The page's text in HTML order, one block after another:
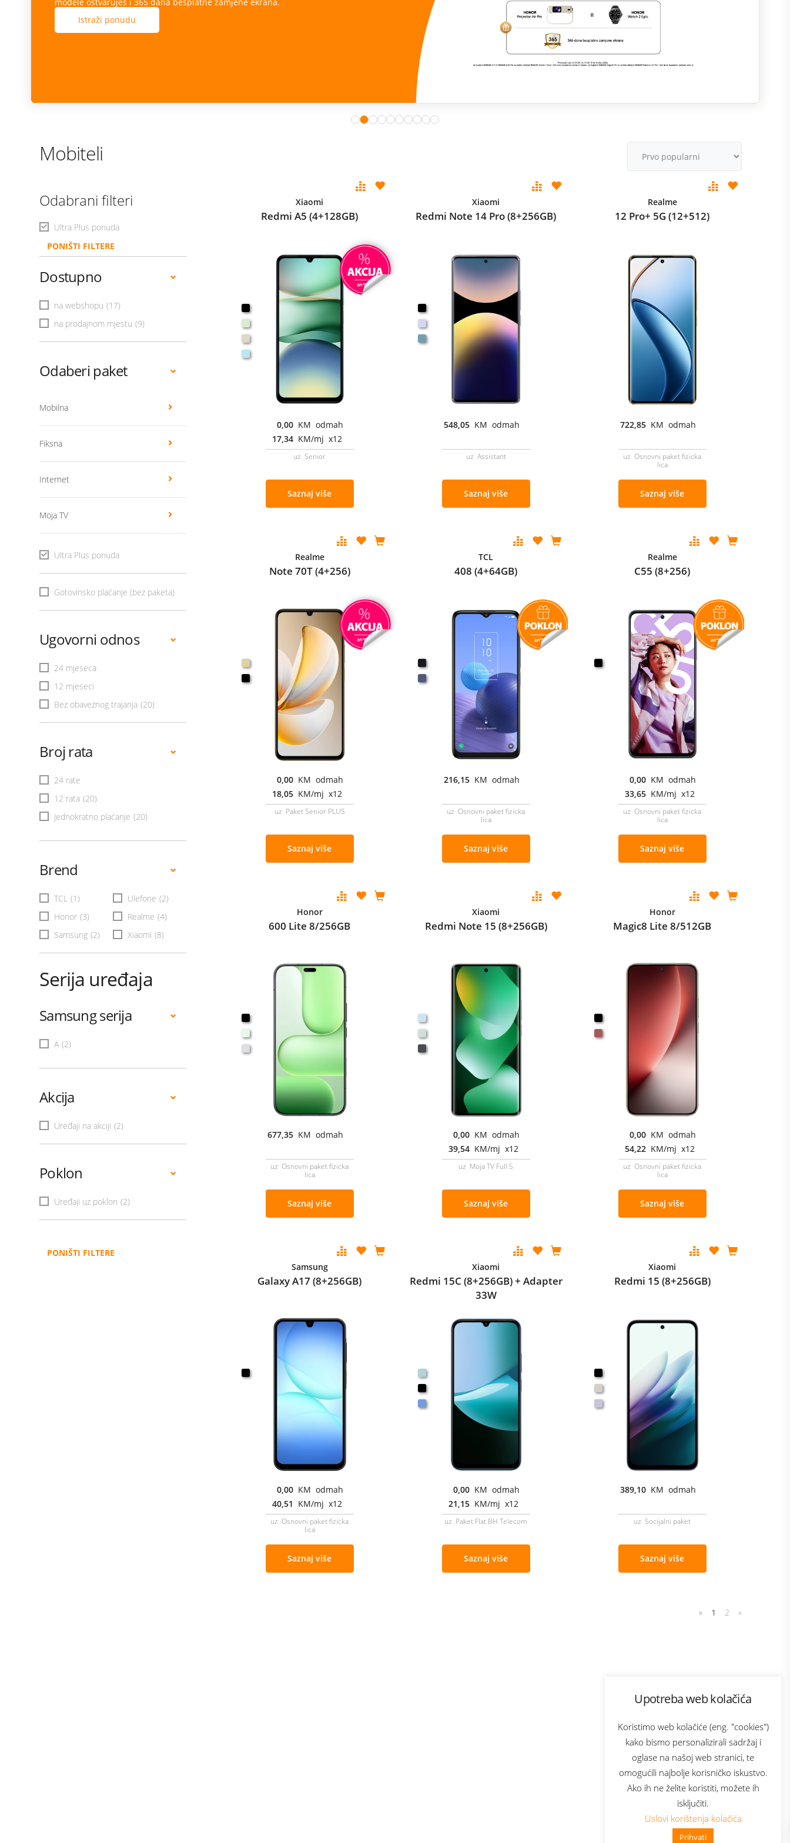
Upotreba web kolačića
Koristimo web kolačiće (eng. "cookies")
kako bismo personalizirali sadržaj i
oglase na našoj web stranici, te
omogućili najbolje korisničko iskustvo.
Ako ih ne želite koristiti, možete ih
isključiti.
Uslovi korištenja kolačića
Prihvati
👋 Zdravo, kako mogu pomoći?
Istraži ponudu
Mobiteli
Odabrani filteri
Ultra Plus ponuda
PONIŠTI FILTERE
Dostupno
na webshopu (17)
na prodajnom mjestu (9)
Odaberi paket
Mobilna
Fiksna
Internet
Moja TV
Ultra Plus ponuda
Gotovinsko plaćanje (bez paketa)
Ugovorni odnos
24 mjeseca
12 mjeseci
Bez obaveznog trajanja (20)
Broj rata
24 rate
12 rata (20)
Jednokratno plaćanje (20)
Brend
TCL (1) Ulefone (2)
Honor (3) Realme (4)
Samsung (2) Xiaomi (8)
Serija uređaja
Samsung serija
A (2)
Akcija
Uređaji na akciji (2)
Poklon
Uređaji uz poklon (2)
PONIŠTI FILTERE
Xiaomi
Redmi A5 (4+128GB)
0,00 KM odmah
17,34 KM/mj x12
uz Senior
Saznaj više
Xiaomi
Redmi Note 14 Pro (8+256GB)
548,05 KM odmah
uz Assistant
Saznaj više
Realme
12 Pro+ 5G (12+512)
722,85 KM odmah
uz Osnovni paket fizicka
lica
Saznaj više
Realme
Note 70T (4+256)
0,00 KM odmah
18,05 KM/mj x12
uz Paket Senior PLUS
Saznaj više
TCL
408 (4+64GB)
216,15 KM odmah
uz Osnovni paket fizicka
lica
Saznaj više
Realme
C55 (8+256)
0,00 KM odmah
33,65 KM/mj x12
uz Osnovni paket fizicka
lica
Saznaj više
Honor
600 Lite 8/256GB
677,35 KM odmah
uz Osnovni paket fizicka
lica
Saznaj više
Xiaomi
Redmi Note 15 (8+256GB)
0,00 KM odmah
39,54 KM/mj x12
uz Moja TV Full S
Saznaj više
Honor
Magic8 Lite 8/512GB
0,00 KM odmah
54,22 KM/mj x12
uz Osnovni paket fizicka
lica
Saznaj više
Samsung
Galaxy A17 (8+256GB)
0,00 KM odmah
40,51 KM/mj x12
uz Osnovni paket fizicka
lica
Saznaj više
Xiaomi
Redmi 15C (8+256GB) + Adapter
33W
0,00 KM odmah
21,15 KM/mj x12
uz Paket Flat BH Telecom
Saznaj više
Xiaomi
Redmi 15 (8+256GB)
389,10 KM odmah
uz Socijalni paket
Saznaj više
« 1 2 »
Bonus plus
Prijava za newsletter